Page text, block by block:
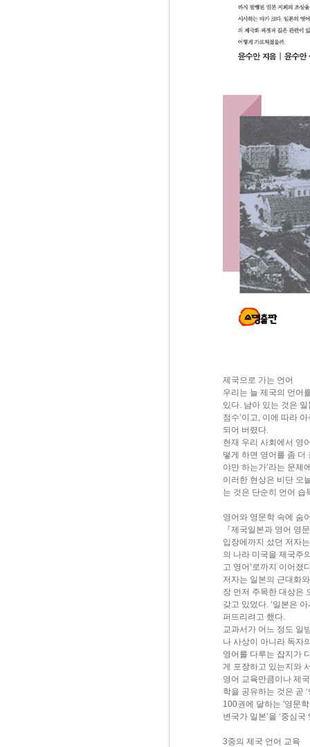
제국으로 가는 언어
우리는 늘 제국의 언어
있다. 남아 있는 것은
점수’이고, 이에 따라
되어 버렸다.
현재 우리 사회에서 영
떻게 하면 영어를 좀 더
야만 하는가’라는 문제
이러한 현상은 비단 오
는 것은 단순히 언어
영어와 영문학 속에 숨
『제국일본과 영어 영
입장에까지 섰던 저자
의 나라 미국을 제국주
고 영어’로까지 이어졌
저자는 일본의 근대화
장 먼저 주목한 대상은
갖고 있었다. ‘일본은
퍼뜨리려고 했다.
교과서가 어느 정도 일
나 사상이 아니라 독자
영어를 다루는 잡지가
게 포장하고 있는지와
영어 교육만큼이나 제
학을 공유하는 것은 곧
100권에 달하는 '영문
변국가 일본’을 ‘중심
3중의 제국 언어 교육